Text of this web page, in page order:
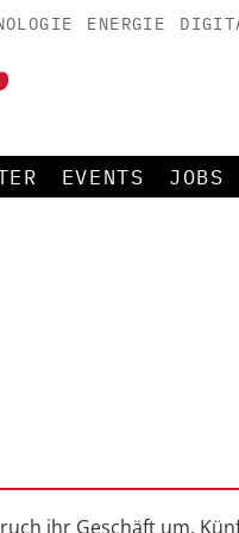
ENERGIE
EVENTS JOBS
ihr Geschäft um.